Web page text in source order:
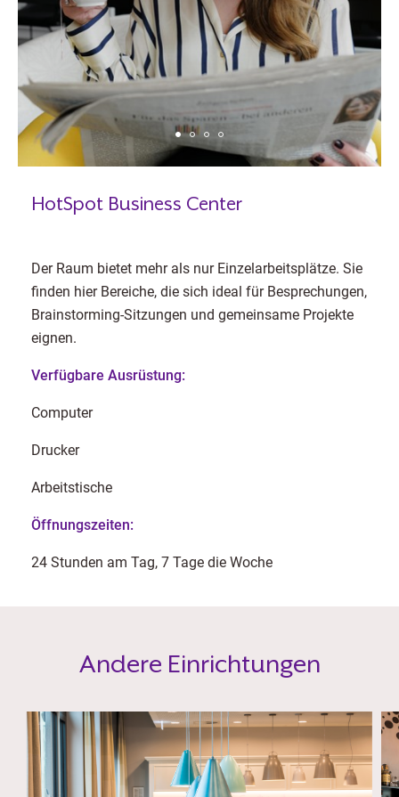
HotSpot Business Center
Der Raum bietet mehr als nur Einzelarbeitsplätze. Sie
finden hier Bereiche, die sich ideal für Besprechungen,
Brainstorming-Sitzungen und gemeinsame Projekte
eignen.
Verfügbare Ausrüstung:
Computer
Drucker
Arbeitstische
Öffnungszeiten:
24 Stunden am Tag, 7 Tage die Woche
Andere Einrichtungen